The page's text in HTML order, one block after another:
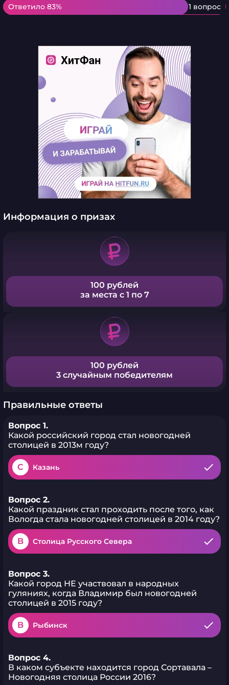
Ответило 83% 1 вопрос
Ответило 83%
Информация о призах
100 рублей
за места с 1 по 7
100 рублей
3 случайным победителям
Правильные ответы
Вопрос 1.
Какой российский город стал новогодней
столицей в 2013м году?
C Казань
Вопрос 2.
Какой праздник стал проходить после того, как
Вологда стала новогодней столицей в 2014 году?
B Столица Русского Севера
Вопрос 3.
Какой город НЕ участвовал в народных
гуляниях, когда Владимир был новогодней
столицей в 2015 году?
B Рыбинск
Вопрос 4.
В каком субъекте находится город Сортавала –
Новогодняя столица России 2016?